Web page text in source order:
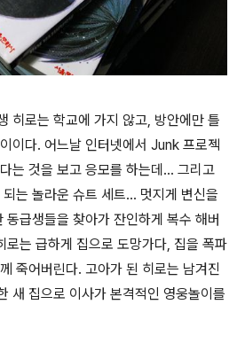
히로는 학교에 가지 않고, 방안에만 틀
이다. 어느날 인터넷에서 Junk 프로젝
는 것을 보고 응모를 하는데... 그리고
는 놀라운 슈트 세트... 멋지게 변신을
동급생들을 찾아가 잔인하게 복수 해버
로는 급하게 집으로 도망가다, 집을 폭파
죽어버린다. 고아가 된 히로는 남겨진
새 집으로 이사가 본격적인 영웅놀이를